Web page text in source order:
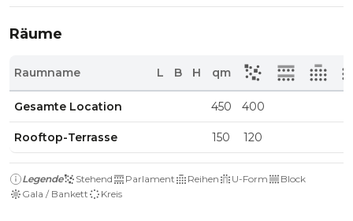
Räume
Raumname L B H qm
Gesamte Location 450 400
Rooftop-Terrasse 150 120
Legende Stehend Parlament Reihen U-Form
Block
Gala / Bankett
Kreis